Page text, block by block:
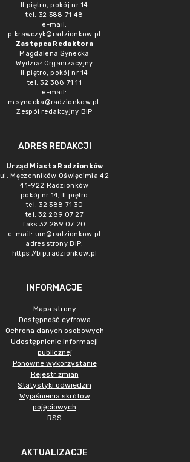
II piętro, pokój nr 14
tel. 32 388 71 48
e-mail:
p.krawczyk@radzionkow.pl
Zastępca Redaktora
Magdalena Synecka
Wydział Organizacyjny
II piętro, pokój nr 14
tel. 32 388 71 11
e-mail:
m.synecka@radzionkow.pl
Zespół redakcyjny BIP
ADRES REDAKCJI
Urząd Miasta Radzionków
ul. Męczenników Oświęcimia 42
41-922 Radzionków
pokój nr 14, II piętro
tel. 32 388 71 30
tel. 32 289 07 27
faks 32 289 07 20
e-mail: um@radzionkow.pl
adres strony BIP:
https://bip.radzionkow.pl
INFORMACJE
Mapa strony
Dostępność cyfrowa
Ochrona danych osobowych
Udostępnienie informacji
publicznej
Ponowne wykorzystanie
Rejestr zmian
Statystyki odwiedzin
Wyjaśnienia skrótów
pojęciowych
RSS
AKTUALIZACJE